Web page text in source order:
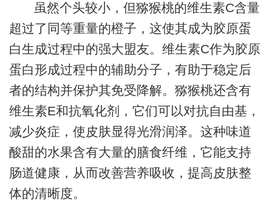
虽然个头较小，但猕猴桃的维生素C含量
超过了同等重量的橙子，这使其成为胶原蛋
白生成过程中的强大盟友。维生素C作为胶原
蛋白形成过程中的辅助分子，有助于稳定后
者的结构并保护其免受降解。猕猴桃还含有
维生素E和抗氧化剂，它们可以对抗自由基，
减少炎症，使皮肤显得光滑润泽。这种味道
酸甜的水果含有大量的膳食纤维，它能支持
肠道健康，从而改善营养吸收，提高皮肤整
体的清晰度。